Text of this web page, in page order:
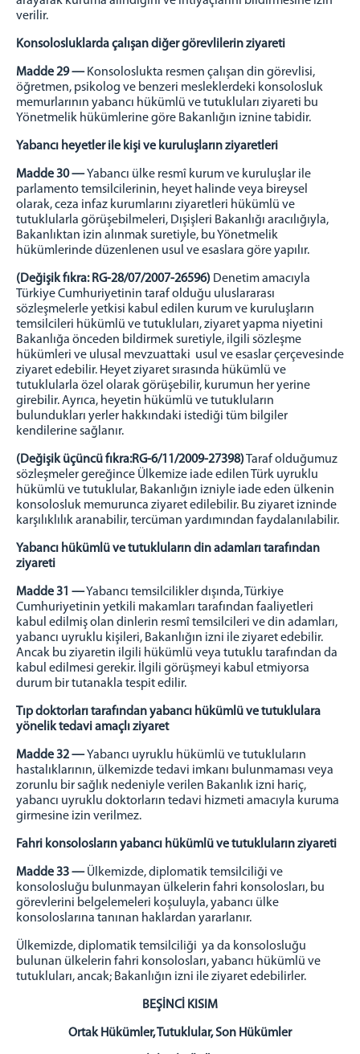
verilir.
Konsolosluklarda çalışan diğer görevlilerin ziyareti
Madde 29 — Konsoloslukta resmen çalışan din görevlisi,
öğretmen, psikolog ve benzeri mesleklerdeki konsolosluk
memurlarının yabancı hükümlü ve tutukluları ziyareti bu
Yönetmelik hükümlerine göre Bakanlığın iznine tabidir.
Yabancı heyetler ile kişi ve kuruluşların ziyaretleri
Madde 30 —Yabancı ülke resmî kurum ve kuruluşlar ile
parlamento temsilcilerinin, heyet halinde veya bireysel
olarak, ceza infaz kurumlarını ziyaretleri hükümlü ve
tutuklularla görüşebilmeleri, Dışişleri Bakanlığı aracılığıyla,
Bakanlıktan izin alınmak suretiyle, bu Yönetmelik
hükümlerinde düzenlenen usul ve esaslara göre yapılır.
(Değişik fıkra: RG-28/07/2007-26596) Denetim amacıyla
Türkiye Cumhuriyetinin taraf olduğu uluslararası
sözleşmelerle yetkisi kabul edilen kurum ve kuruluşların
temsilcileri hükümlü ve tutukluları, ziyaret yapma niyetini
Bakanlığa önceden bildirmek suretiyle, ilgili sözleşme
hükümleri ve ulusal mevzuattaki usul ve esaslar çerçevesinde
ziyaret edebilir. Heyet ziyaret sırasında hükümlü ve
tutuklularla özel olarak görüşebilir, kurumun her yerine
girebilir. Ayrıca, heyetin hükümlü ve tutukluların
bulundukları yerler hakkındaki istediği tüm bilgiler
kendilerine sağlanır.
(Değişik üçüncü fıkra:RG-6/11/2009-27398)Taraf olduğumuz
sözleşmeler gereğince Ülkemize iade edilen Türk uyruklu
hükümlü ve tutuklular, Bakanlığın izniyle iade eden ülkenin
konsolosluk memurunca ziyaret edilebilir. Bu ziyaret izninde
karşılıklılık aranabilir, tercüman yardımından faydalanılabilir.
Yabancı hükümlü ve tutukluların din adamları tarafından
ziyareti
Madde 31 —Yabancı temsilcilikler dışında, Türkiye
Cumhuriyetinin yetkili makamları tarafından faaliyetleri
kabul edilmiş olan dinlerin resmî temsilcileri ve din adamları,
yabancı uyruklu kişileri, Bakanlığın izni ile ziyaret edebilir.
Ancak bu ziyaretin ilgili hükümlü veya tutuklu tarafından da
kabul edilmesi gerekir. İlgili görüşmeyi kabul etmiyorsa
durum bir tutanakla tespit edilir.
Tıp doktorları tarafından yabancı hükümlü ve tutuklulara
yönelik tedavi amaçlı ziyaret
Madde 32 —Yabancı uyruklu hükümlü ve tutukluların
hastalıklarının, ülkemizde tedavi imkanı bulunmaması veya
zorunlu bir sağlık nedeniyle verilen Bakanlık izni hariç,
yabancı uyruklu doktorların tedavi hizmeti amacıyla kuruma
girmesine izin verilmez.
Fahri konsolosların yabancı hükümlü ve tutukluların ziyareti
Madde 33 —Ülkemizde, diplomatik temsilciliği ve
konsolosluğu bulunmayan ülkelerin fahri konsolosları, bu
görevlerini belgelemeleri koşuluyla, yabancı ülke
konsoloslarına tanınan haklardan yararlanır.
Ülkemizde, diplomatik temsilciliği ya da konsolosluğu
bulunan ülkelerin fahri konsolosları, yabancı hükümlü ve
tutukluları, ancak; Bakanlığın izni ile ziyaret edebilirler.
BEŞİNCİ KISIM
Ortak Hükümler, Tutuklular, Son Hükümler